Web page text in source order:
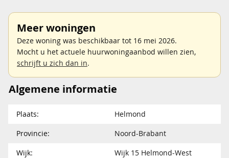
Meer woningen
Deze woning was beschikbaar tot 16 mei 2026.
Mocht u het actuele huurwoningaanbod willen zien,
schrijft u zich dan in.
Algemene informatie
Plaats:
Helmond
Provincie:
Noord-Brabant
Wijk:
Wijk 15 Helmond-West